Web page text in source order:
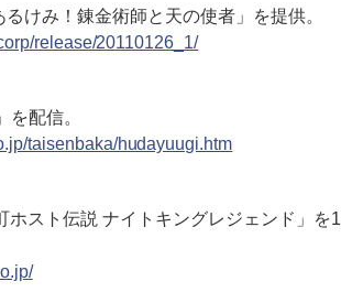
るけみ！錬金術師と天の使者」を提供。
release/20110126_1/
を配信。
taisenbaka/hudayuugi.htm
ホスト伝説 ナイトキングレジェンド」を